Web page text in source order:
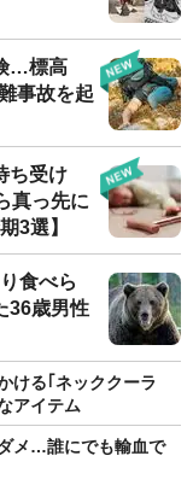
…標高
事故を起
ち受け
真っ先に
3選】
食べら
36歳男性
ける｢ネッククーラ
アイテム
メ…誰にでも輸血で